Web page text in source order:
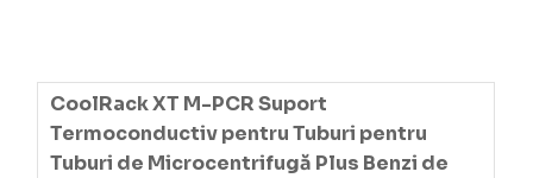
CoolRack XT M-PCR Suport
Termoconductiv pentru Tuburi pentru
Tuburi de Microcentrifugă Plus Benzi de